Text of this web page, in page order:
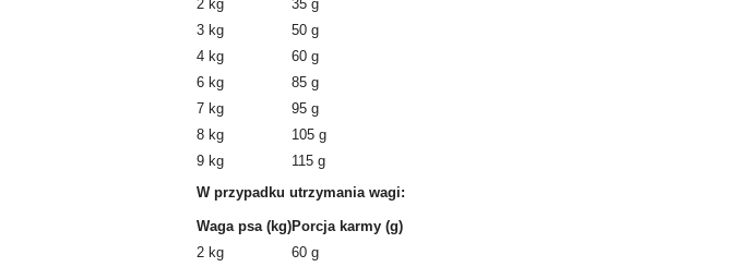
2 kg
35 g
3 kg
50 g
4 kg
60 g
6 kg
85 g
7 kg
95 g
8 kg
105 g
9 kg
115 g
W przypadku utrzymania wagi:
Waga psa (kg)Porcja karmy (g)
2 kg
60 g